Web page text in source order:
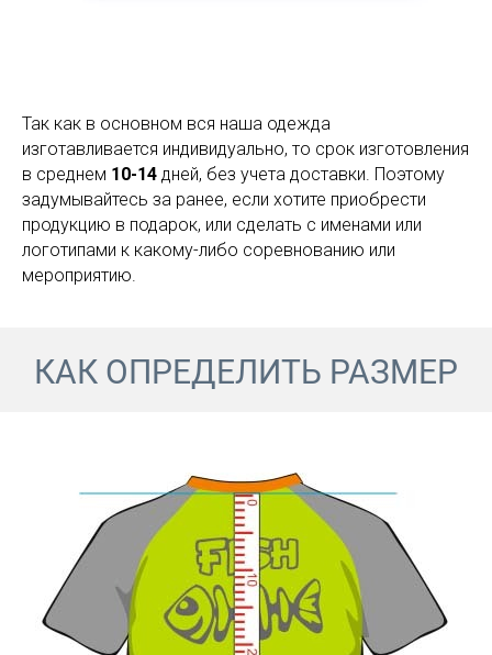
Так как в основном вся наша одежда
изготавливается индивидуально, то срок изготовления
в среднем 10-14 дней, без учета доставки. Поэтому
задумывайтесь за ранее, если хотите приобрести
продукцию в подарок, или сделать с именами или
логотипами к какому-либо соревнованию или
мероприятию.
КАК ОПРЕДЕЛИТЬ РАЗМЕР